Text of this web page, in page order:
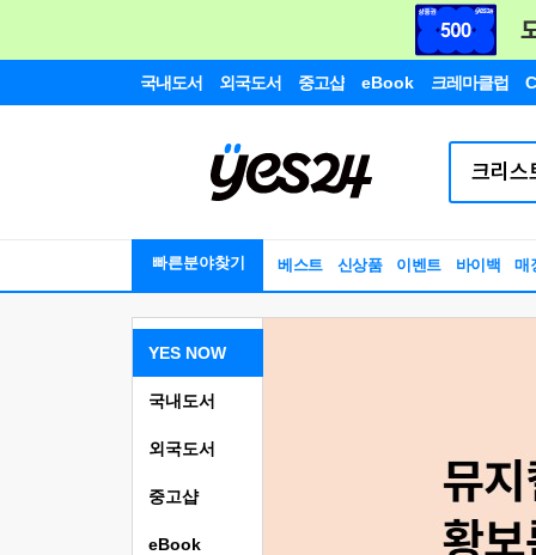
국내도서 외국도서 중고샵 eBook 크레마클럽
빠른분야찾기 베스트 신상품 이벤트 바이백 매
YES NOW
국내도서
외국도서
중고샵
eBook